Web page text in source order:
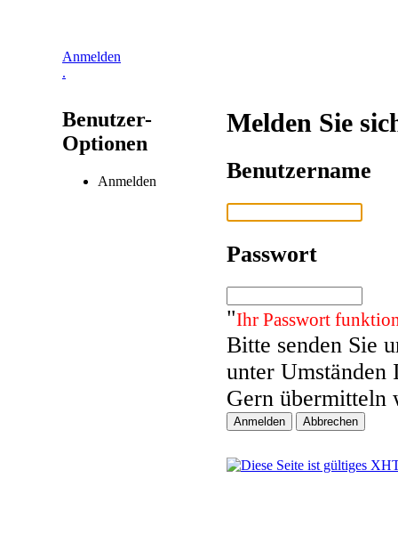
Anmelden
.
Benutzer-
Optionen
Anmelden
Melden Sie
Benutzername
Passwort
"Ihr Passwort
Bitte senden Sie
unter Umständen
Gern übermitteln